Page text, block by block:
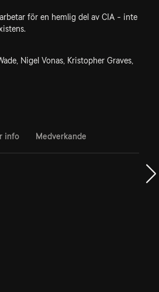
för en hemlig del av CIA - inte
Nigel Vonas, Kristopher Graves,
info Medverkande